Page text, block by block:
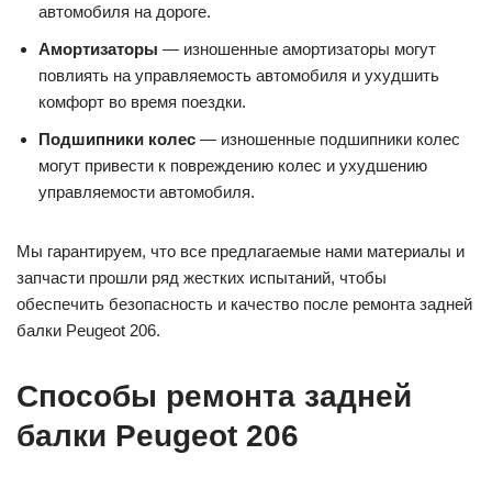
автомобиля на дороге.
Амортизаторы — изношенные амортизаторы могут
повлиять на управляемость автомобиля и ухудшить
комфорт во время поездки.
Подшипники колес — изношенные подшипники колес
могут привести к повреждению колес и ухудшению
управляемости автомобиля.
Мы гарантируем, что все предлагаемые нами материалы и
запчасти прошли ряд жестких испытаний, чтобы
обеспечить безопасность и качество после ремонта задней
балки Peugeot 206.
Способы ремонта задней
балки Peugeot 206